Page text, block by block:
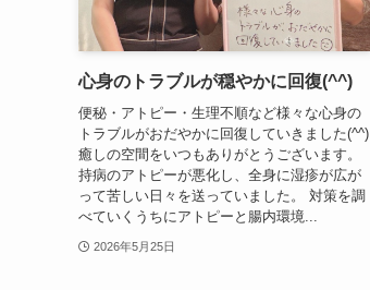
心身のトラブルが穏やかに回復(^^)
便秘・アトピー・生理不順など様々な心身の
トラブルがおだやかに回復していきました(^^)
癒しの空間をいつもありがとうございます。
持病のアトピーが悪化し、全身に湿疹が広が
って苦しい日々を送っていました。 対策を調
べていくうちにアトピーと腸内環境...
2026年5月25日